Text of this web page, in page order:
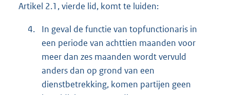
Artikel 2.1, vierde lid, komt te luiden:
4.
In geval de functie van topfunctionaris in
een periode van achttien maanden voor
meer dan zes maanden wordt vervuld
anders dan op grond van een
dienstbetrekking, komen partijen geen